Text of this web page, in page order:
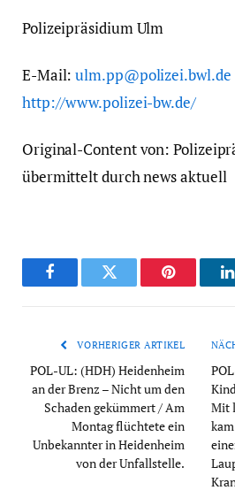
Polizeipräsidium Ulm
E-Mail:ulm.pp@polizei.bwl.de
http://www.polizei-bw.de/
Original-Content von:
übermittelt durch news aktuell
FacebookTwitter Pinterest
VORHERIGER ARTIKEL
POL-UL: (HDH) Heidenheim
an der Brenz – Nicht um den
Schaden gekümmert / Am
Montag flüchtete ein
Unbekannter in Heidenheim
von der Unfallstelle.
Mit